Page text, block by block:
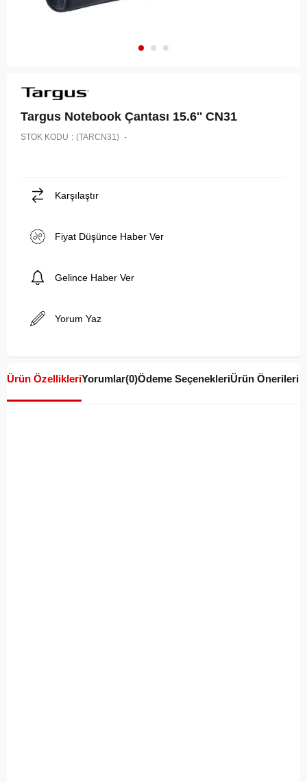
Targus Notebook Çantası 15.6'' CN31
STOK KODU (TARCN31)
Karşılaştır
Fiyat Düşünce Haber Ver
Gelince Haber Ver
Yorum Yaz
Ürün ÖzellikleriYorumlar(0)Ödeme SeçenekleriÜrün Önerileri